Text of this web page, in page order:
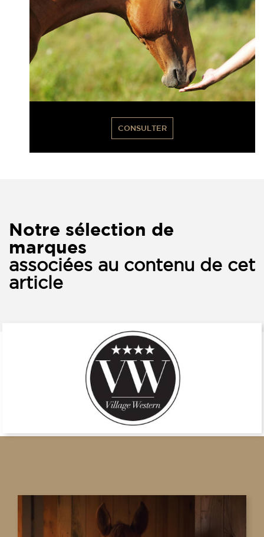
CONSULTER
Notre sélection de
marques
associées au contenu de cet
article